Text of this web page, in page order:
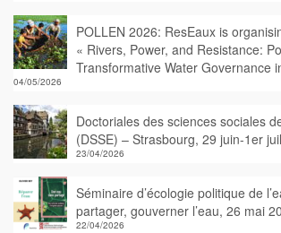
POLLEN 2026: ResEaux is
« Rivers, Power, and Resistance:
Transformative Water Governance
04/05/2026
Doctoriales des sciences sociales
(DSSE) – Strasbourg, 29 juin-1er
23/04/2026
Séminaire d’écologie politique de
partager, gouverner l’eau, 26 mai
22/04/2026